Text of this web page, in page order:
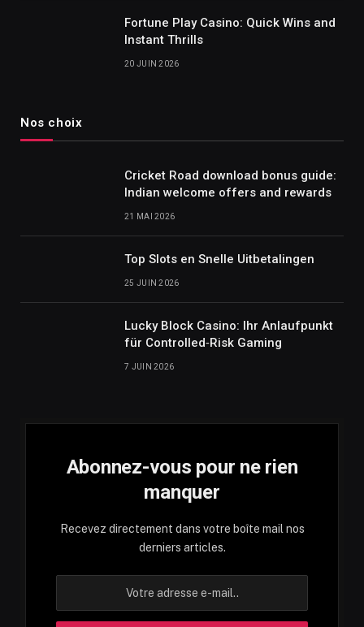
Fortune Play Casino: Quick Wins and
Instant Thrills
20 JUIN 2026
Nos choix
Cricket Road download bonus guide:
Indian welcome offers and rewards
21 MAI 2026
Top Slots en Snelle Uitbetalingen
25 JUIN 2026
Lucky Block Casino: Ihr Anlaufpunkt
für Controlled‑Risk Gaming
7 JUIN 2026
Abonnez-vous pour ne rien
manquer
Recevez directement dans votre boîte mail nos
derniers articles.